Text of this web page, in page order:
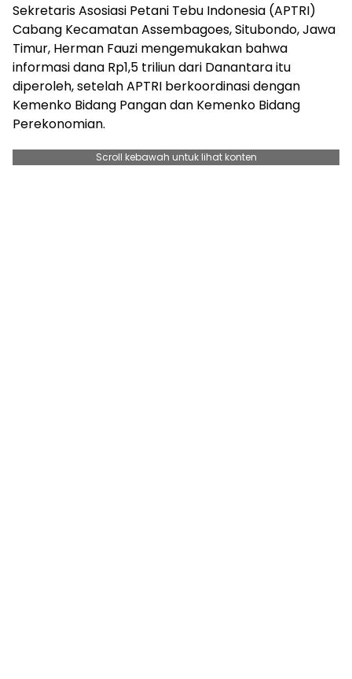
Sekretaris Asosiasi Petani Tebu Indonesia (APTRI)
Cabang Kecamatan Assembagoes, Situbondo, Jawa
Timur, Herman Fauzi mengemukakan bahwa
informasi dana Rp1,5 triliun dari Danantara itu
diperoleh, setelah APTRI berkoordinasi dengan
Kemenko Bidang Pangan dan Kemenko Bidang
Perekonomian.
Scroll kebawah untuk lihat konten